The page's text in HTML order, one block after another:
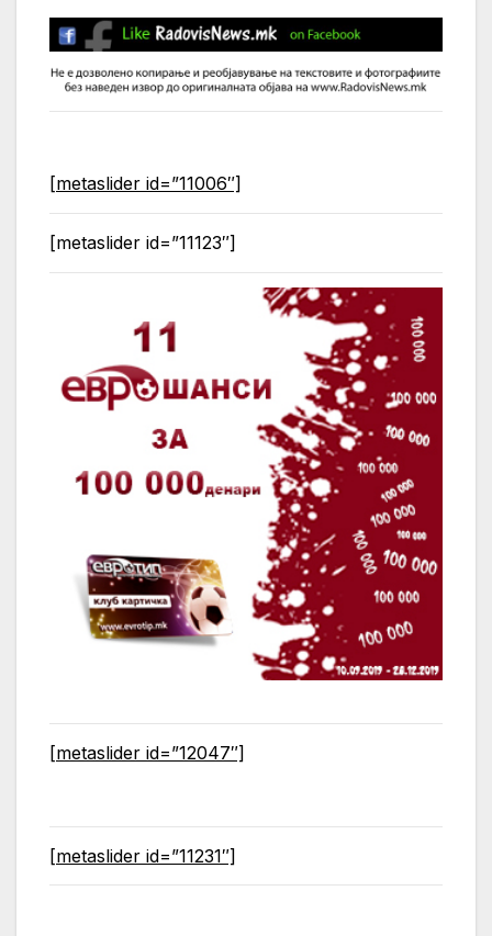
[metaslider id=”11006″]
[metaslider id=”11123″]
[metaslider id=”12047″]
[metaslider id=”11231″]